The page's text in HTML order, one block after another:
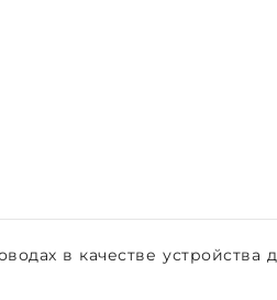
в качестве устройства